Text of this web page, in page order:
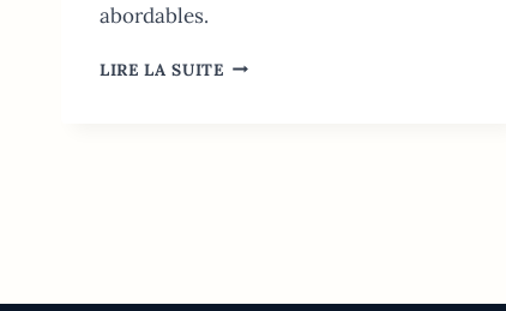
abordables.
LIRE LA SUITEVÊTEMENTS